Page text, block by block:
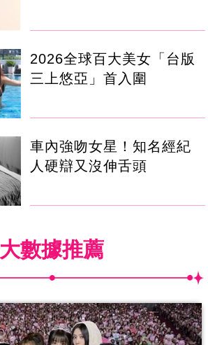
2026全球百大美女「台版
三上悠亞」首入圍
車內強吻女星！知名經紀
人硬辯又沒伸舌頭
大數據推薦